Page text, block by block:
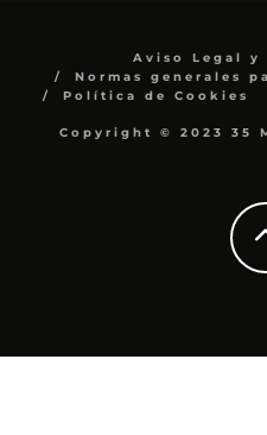
Aviso Legal y
Normas generales
Política de Cookies
Copyright © 2023 35